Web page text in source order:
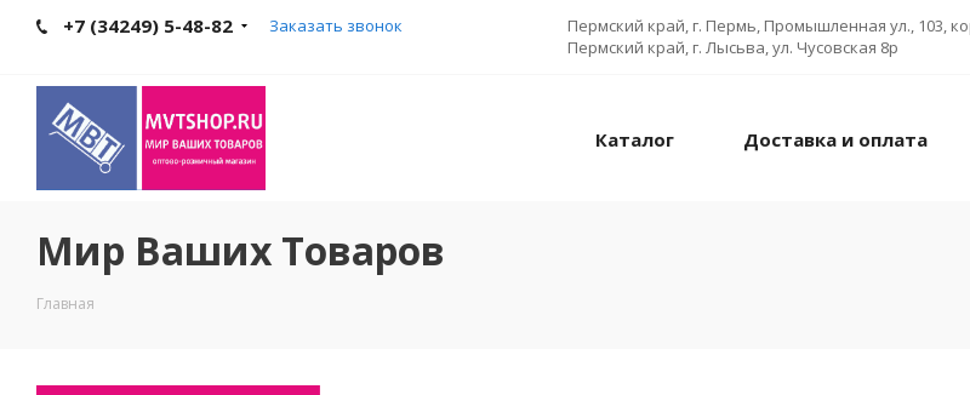
+7 (34249) 5-48-82 Заказать звонок
Пермский край, г. Пермь, Промышленная ул., 103,
Пермский край, г. Лысьва, ул. Чусовская 8р
Каталог Доставка и оплата
Мир Ваших Товаров
Главная